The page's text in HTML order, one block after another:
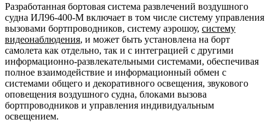
Разработанная бортовая система развлечений воздушного
судна ИЛ96-400-М включает в том числе систему управления
вызовами бортпроводников, систему аэрошоу, систему
видеонаблюдения, и может быть установлена на борт
самолета как отдельно, так и с интеграцией с другими
информационно-развлекательными системами, обеспечивая
полное взаимодействие и информационный обмен с
системами общего и декоративного освещения, звукового
оповещения воздушного судна, блоками вызова
бортпроводников и управления индивидуальным
освещением.